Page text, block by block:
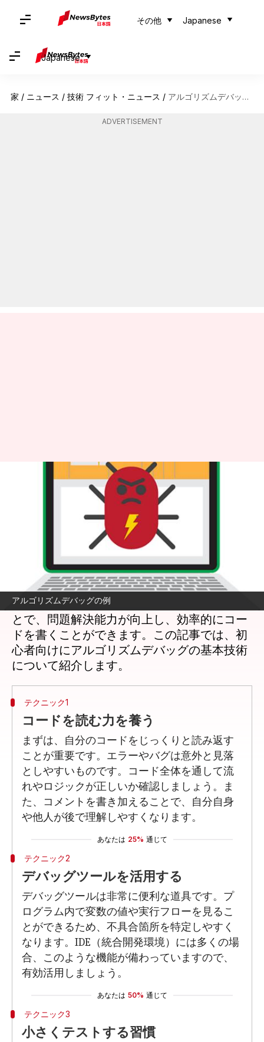
その他 Japanese
Japanese
家 / ニュース / 技術 フィット・ニュース / アルゴリズムデバッグの基本を理解する
ADVERTISEMENT
アルゴリズムデバッグの例
アルゴリズムデバッグの基本を
Jul 07, 2026 05:54 pm
プログラミングを始めたばかりの初心者にと
って、アルゴリズムのデバッグは難しい課題
です。しかし、基本的なテクニックを学ぶこ
とで、問題解決能力が向上し、効率的にコー
ドを書くことができます。この記事では、初
心者向けにアルゴリズムデバッグの基本技術
テクニック1
コードを読む力を養う
まずは、自分のコードをじっくりと読み返す
ことが重要です。エラーやバグは意外と見落
としやすいものです。コード全体を通して流
れやロジックが正しいか確認しましょう。ま
た、コメントを書き加えることで、自分自身
や他人が後で理解しやすくなります。
あなたは 25% 通じて
テクニック2
デバッグツールを活用する
デバッグツールは非常に便利な道具です。プ
ログラム内で変数の値や実行フローを見るこ
とができるため、不具合箇所を特定しやすく
なります。IDE（統合開発環境）には多くの場
合、このような機能が備わっていますので、
有効活用しましょう。
あなたは 50% 通じて
テクニック3
小さくテストする習慣